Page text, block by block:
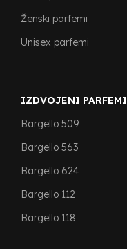
Ženski parfemi
Unisex parfemi
IZDVOJENI PARFEMI
Bargello 509
Bargello 563
Bargello 624
Bargello 112
Bargello 118